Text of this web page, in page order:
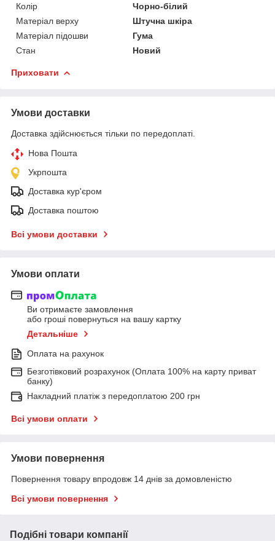
Колір
Чорно-білий
Матеріал верху
Штучна шкіра
Матеріал підошви
Гума
Стан
Новий
Приховати
Умови доставки
Доставка здійснюється тільки по передоплаті.
Нова Пошта
Укрпошта
Доставка кур'єром
Доставка поштою
Всі умови доставки
Умови оплати
Ви отримаєте замовлення
або гроші повернуться на вашу картку
Детальніше
Оплата на рахунок
Безготівковий розрахунок (Оплата 100% на карту приват
банку)
Накладний платіж з передоплатою 200 грн
Всі умови оплати
Умови повернення
Повернення товару впродовж 14 днів за домовленістю
Всі умови повернення
Подібні товари компанії